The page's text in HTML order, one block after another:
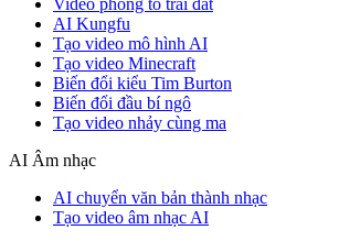
Video phóng to trái đất
AI Kungfu
Tạo video mô hình AI
Tạo video Minecraft
Biến đổi kiểu Tim Burton
Biến đổi đầu bí ngô
Tạo video nhảy cùng ma
AI Âm nhạc
AI chuyển văn bản thành nhạc
Tạo video âm nhạc AI